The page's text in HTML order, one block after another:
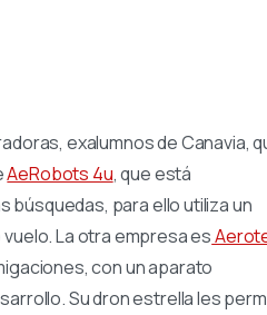
exalumnos de Canavia,
AeRobots 4u, que está
búsquedas, para ello utiliza un
La otra empresa es
con un aparato
Su dron estrella les